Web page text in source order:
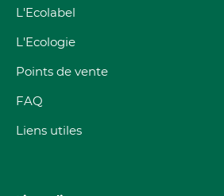
L'Ecolabel
L'Ecologie
Points de vente
FAQ
Liens utiles